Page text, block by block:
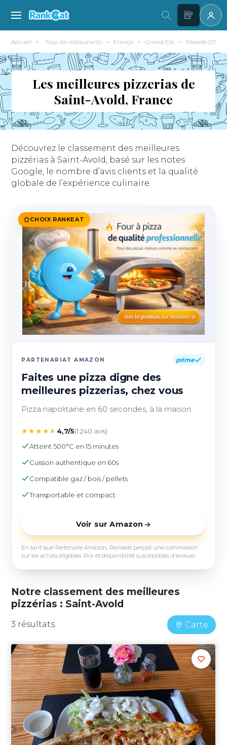
Accueil Tous les restaurants France Grand Est Moselle (57)
Les meilleures pizzerias de
Saint-Avold, France
Découvrez le classement des meilleures
pizzérias à Saint-Avold, basé sur les notes
Google, le nombre d’avis clients et la qualité
globale de l’expérience culinaire.
CHOIX RANKEAT
PARTENARIAT AMAZON prime
Faites une pizza digne des
meilleures pizzerias, chez vous
Pizza napolitaine en 60 secondes, à la maison.
★★★★★ 4,7/5(1 240 avis)
Atteint 500°C en 15 minutes
Cuisson authentique en 60s
Compatible gaz / bois / pellets
Transportable et compact
Voir sur Amazon
En tant que Partenaire Amazon, Rankeat perçoit une commission
sur les achats éligibles. Prix et disponibilité susceptibles d'évoluer.
Notre classement des meilleures
pizzérias : Saint-Avold
3 résultats Carte